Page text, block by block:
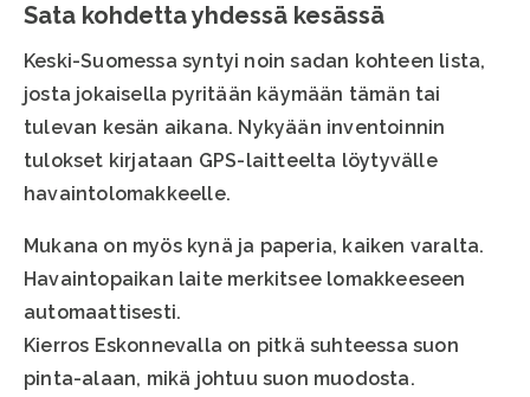
Sata kohdetta yhdessä kesässä
Keski-Suomessa syntyi noin sadan kohteen lista,
josta jokaisella pyritään käymään tämän tai
tulevan kesän aikana. Nykyään inventoinnin
tulokset kirjataan GPS-laitteelta löytyvälle
havaintolomakkeelle.
Mukana on myös kynä ja paperia, kaiken varalta.
Havaintopaikan laite merkitsee lomakkeeseen
automaattisesti.
Kierros Eskonnevalla on pitkä suhteessa suon
pinta-alaan, mikä johtuu suon muodosta.